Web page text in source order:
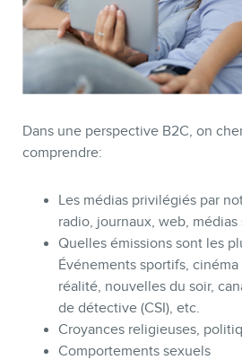
Dans une perspective B2C, on
comprendre:
Les médias privilégiés par
radio, journaux, web, médias
Quelles émissions sont les
Événements sportifs,
réalité, nouvelles du soir,
de détective (CSI), etc.
Croyances religieuses,
Comportements sexuels